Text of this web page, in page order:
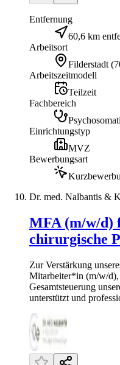
Entfernung
60,6 km
Arbeitsort
Filderstadt (
Arbeitszeitmodell
Teilzeit
Fachbereich
Einrichtungstyp
MVZ
Bewerbungsart
Dr. med. Nalbantis &
MFA (m/w/d)
chirurgische
Zur Verstärkung
Mitarbeiter*in (m/w/d),
Gesamtsteuerung
unterstützt und